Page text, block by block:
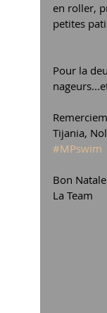
en roller,
petites
Pour la
Tijania,
#MPswim
Bon
La Team